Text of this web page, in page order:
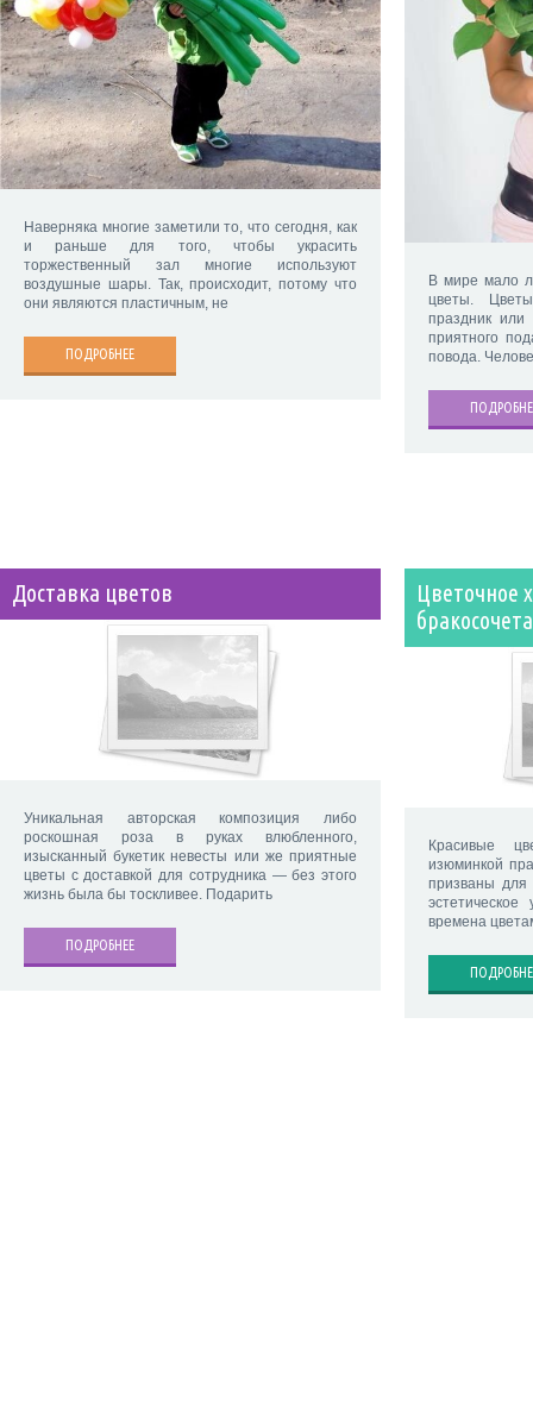
Наверняка многие заметили то, что сегодня, как
и раньше для того, чтобы украсить
торжественный зал многие используют
воздушные шары. Так, происходит, потому что
они являются пластичным, не
ПОДРОБНЕЕ
В мире мало
цветы.
праздник или
приятного
повода.
Доставка цветов
Уникальная авторская композиция либо
роскошная роза в руках влюбленного,
изысканный букетик невесты или же приятные
цветы с доставкой для сотрудника — без этого
жизнь была бы тоскливее. Подарить
ПОДРОБНЕЕ
Цветочное
Красивые
изюминкой
призваны для
времена